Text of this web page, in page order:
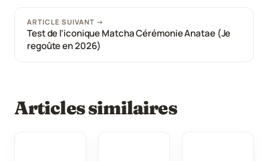
ARTICLE SUIVANT →
Test de l’iconique Matcha Cérémonie Anatae (Je
regoûte en 2026)
Articles similaires